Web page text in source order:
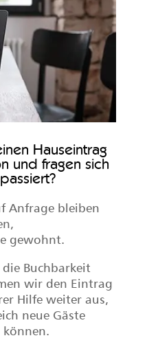
Hauseintrag
und fragen sich
Anfrage bleiben
gewohnt.
Buchbarkeit
wir den Eintrag
Hilfe weiter aus,
neue Gäste
können.